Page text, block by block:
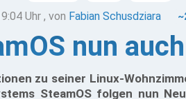
Uhr , von Fabian Schusdziara
nun
zu seiner Linux-
SteamOS folgen nun